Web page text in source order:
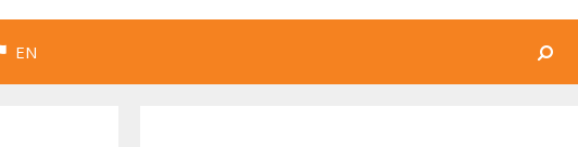
EN Search